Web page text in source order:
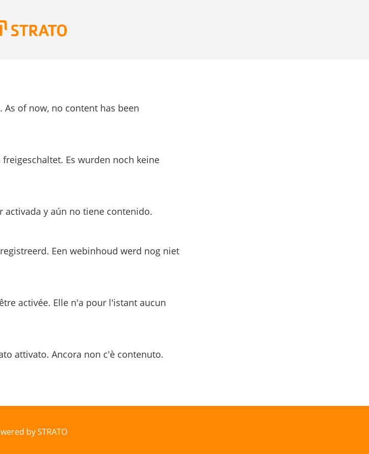
of now, no content has been
Es wurden noch keine
activada y aún no tiene contenido.
Een webinhoud werd nog niet
activée. Elle n'a pour l'istant aucun
attivato. Ancora non c'è contenuto.
by STRATO